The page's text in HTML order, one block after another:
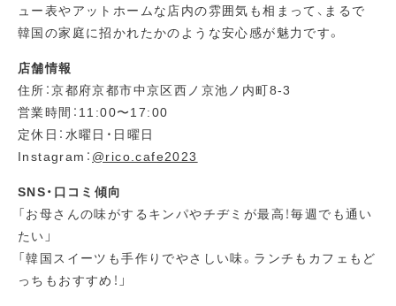
ュー表やアットホームな店内の雰囲気も相まって、まるで
韓国の家庭に招かれたかのような安心感が魅力です。
店舗情報
住所：京都府京都市中京区西ノ京池ノ内町8-3
営業時間：11:00〜17:00
定休日：水曜日・日曜日
Instagram： @rico.cafe2023
SNS・口コミ傾向
「お母さんの味がするキンパやチヂミが最高！毎週でも通い
たい」
「韓国スイーツも手作りでやさしい味。ランチもカフェもど
っちもおすすめ！」